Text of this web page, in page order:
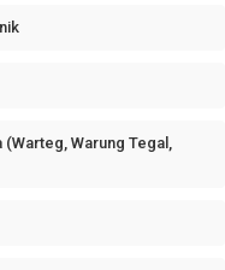
Warung Tegal,